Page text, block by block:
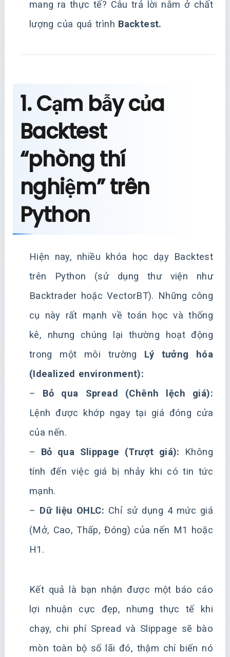
mang ra thực tế? Câu trả lời nằm ở chất
lượng của quá trình Backtest.
1. Cạm bẫy của
Backtest
“phòng thí
nghiệm” trên
Python
Hiện nay, nhiều khóa học dạy Backtest
trên Python (sử dụng thư viện như
Backtrader hoặc VectorBT). Những công
cụ này rất mạnh về toán học và thống
kê, nhưng chúng lại thường hoạt động
trong một môi trường Lý tưởng hóa
(Idealized environment):
– Bỏ qua Spread (Chênh lệch giá):
Lệnh được khớp ngay tại giá đóng cửa
của nến.
– Bỏ qua Slippage (Trượt giá): Không
tính đến việc giá bị nhảy khi có tin tức
mạnh.
– Dữ liệu OHLC: Chỉ sử dụng 4 mức giá
(Mở, Cao, Thấp, Đóng) của nến M1 hoặc
H1.
Kết quả là bạn nhận được một báo cáo
lợi nhuận cực đẹp, nhưng thực tế khi
chạy, chi phí Spread và Slippage sẽ bào
mòn toàn bộ số lãi đó, thậm chí biến nó